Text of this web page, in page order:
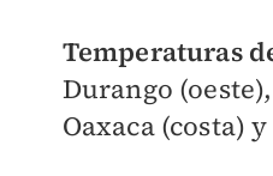
Temperaturas
Durango
Oaxaca (costa)